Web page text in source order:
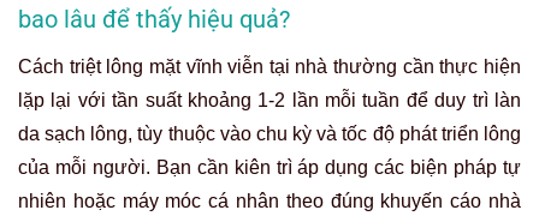
bao lâu để thấy hiệu quả?
Cách triệt lông mặt vĩnh viễn tại nhà thường cần thực hiện
lặp lại với tần suất khoảng 1-2 lần mỗi tuần để duy trì làn
da sạch lông, tùy thuộc vào chu kỳ và tốc độ phát triển lông
của mỗi người. Bạn cần kiên trì áp dụng các biện pháp tự
nhiên hoặc máy móc cá nhân theo đúng khuyến cáo nhà